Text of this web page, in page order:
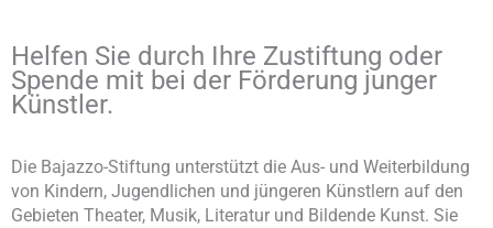
Helfen Sie durch Ihre Zustiftung oder
Spende mit bei der Förderung junger
Künstler.
Die Bajazzo-Stiftung unterstützt die Aus- und Weiterbildung
von Kindern, Jugendlichen und jüngeren Künstlern auf den
Gebieten Theater, Musik, Literatur und Bildende Kunst. Sie